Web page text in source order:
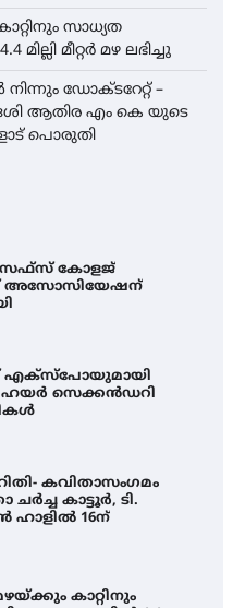
സാധ്യത
മീറ്റർ മഴ ലഭിച്ചു
ഡോക്ടറേറ്റ് –
ആതിര എം കെ യുടെ
പൊരുതി
കോളജ്
അസോസിയേഷന്
എക്സ്പോയുമായി
സെക്കൻഡറി
കവിതാസംഗമം
ചർച്ച കാട്ടൂർ, ടി.
ഹാളിൽ 16ന്
കാറ്റിനും